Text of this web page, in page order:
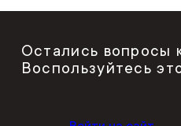
Остались вопросы
Воспользуйтесь